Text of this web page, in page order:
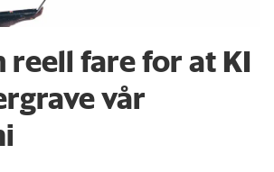
reell fare for at KI
vår